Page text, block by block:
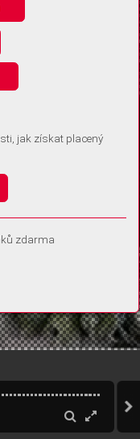
žádné informace
o souhlas s
zařízení, a
zařízení, abychom se
upravit ve Správě
jak získat placený
zdarma